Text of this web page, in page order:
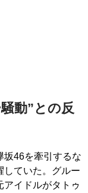
動”との反
坂46を牽引するな
していた。グルー
イドルがタトゥ